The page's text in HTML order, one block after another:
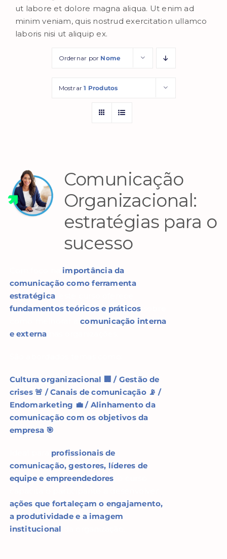
ut labore et dolore magna aliqua. Ut enim ad
minim veniam, quis nostrud exercitation ullamco
laboris nisi ut aliquip ex.
Ordernar por Nome
Mostrar1 Produtos
Comunicação
Organizacional:
estratégias para o
sucesso
Com foco naimportância da
comunicação como ferramenta
estratégica
fundamentos teóricos e práticos
como melhorar acomunicação interna
e externa
Cultura organizacional 🏢 / Gestão de
crises 🚨 /Canais de comunicação 📡 /
Endomarketing 💼 / Alinhamento da
comunicação com os objetivos da
empresa 🎯
profissionais de
comunicação, gestores, líderes de
equipe e empreendedores
ações que fortaleçam o engajamento,
a produtividade e a imagem
institucional